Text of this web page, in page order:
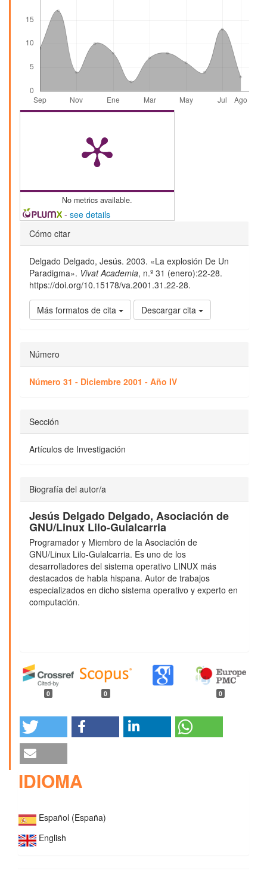
No metrics available.
- see details
Detalles
del
artículo
Cómo citar
Delgado Delgado, Jesús. 2003. «La explosión De Un
Paradigma». Vivat Academia, n.º 31 (enero):22-28.
https://doi.org/10.15178/va.2001.31.22-28.
Más formatos de cita Descargar cita
Número
Número 31 - Diciembre 2001 - Año IV
Sección
Artículos de Investigación
Biografía del autor/a
Jesús Delgado Delgado, Asociación de
GNU/Linux Lilo-Gulalcarria
Programador y Miembro de la Asociación de
GNU/Linux Lilo-Gulalcarria. Es uno de los
desarrolladores del sistema operativo LINUX más
destacados de habla hispana. Autor de trabajos
especializados en dicho sistema operativo y experto en
computación.
0 0 0
IDIOMA
Español (España)
English